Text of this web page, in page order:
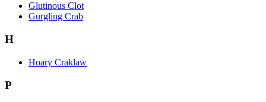
Glutinous Clot
Gurgling Crab
H
Hoary Craklaw
P